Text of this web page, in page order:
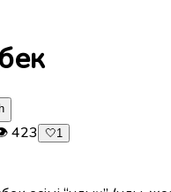
423 🤍1